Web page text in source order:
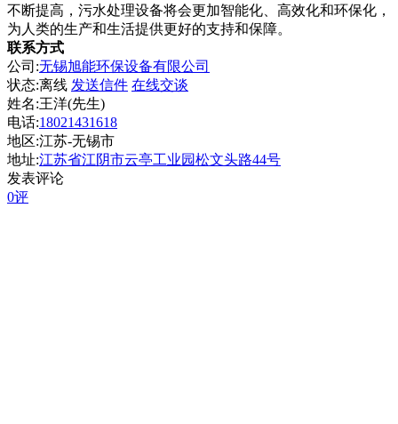
不断提高，污水处理设备将会更加智能化、高效化和环保化，
为人类的生产和生活提供更好的支持和保障。
联系方式
公司:无锡旭能环保设备有限公司
状态:离线 发送信件 在线交谈
姓名:王洋(先生)
电话:18021431618
地区:江苏-无锡市
地址:江苏省江阴市云亭工业园松文头路44号
发表评论
0评